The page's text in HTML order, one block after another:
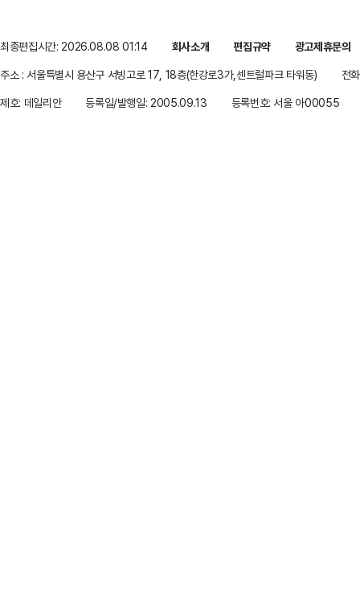
최종편집시간: 2026.08.08 01:14 회사소개 편집규약
광고제휴문의
주소 : 서울특별시 용산구 서빙고로 17, 18층(한강로3가,센트럴파크 타워동)
전
제호: 데일리안
등록일/발행일: 2005.09.13 등록번호: 서울 아00055